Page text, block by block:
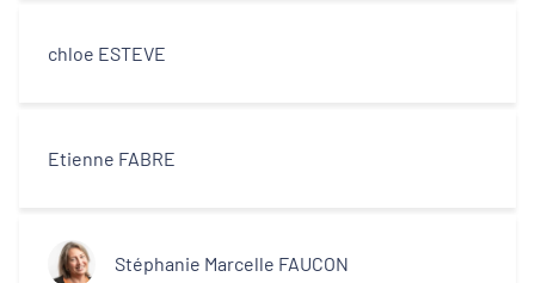
chloe ESTEVE
Etienne FABRE
Stéphanie Marcelle FAUCON